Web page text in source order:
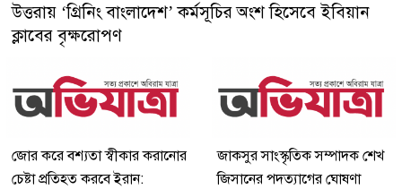
উত্তরায় ‘গ্রিনিং বাংলাদেশ’ কর্মসূচির অংশ হিসেবে ইবিয়ান
ক্লাবের বৃক্ষরোপণ
জোর করে বশ্যতা স্বীকার করানোর
চেষ্টা প্রতিহত করবে ইরান:
জাকসুর সাংস্কৃতিক সম্পাদক শেখ
জিসানের পদত্যাগের ঘোষণা